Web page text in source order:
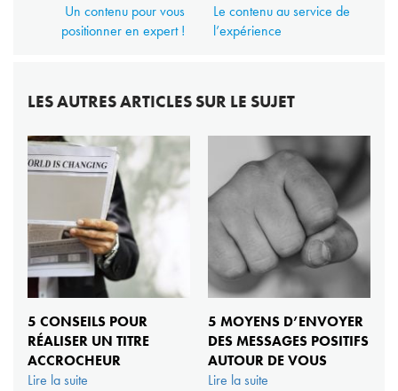
Un contenu pour vous
positionner en expert !
Le contenu au service de
l’expérience
LES AUTRES ARTICLES SUR LE SUJET
5 CONSEILS POUR
RÉALISER UN TITRE
ACCROCHEUR
Lire la suite
5 MOYENS D’ENVOYER
DES MESSAGES POSITIFS
AUTOUR DE VOUS
Lire la suite